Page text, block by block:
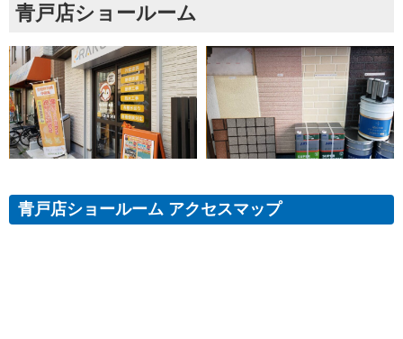
青戸店ショールーム
青戸店ショールーム アクセスマップ